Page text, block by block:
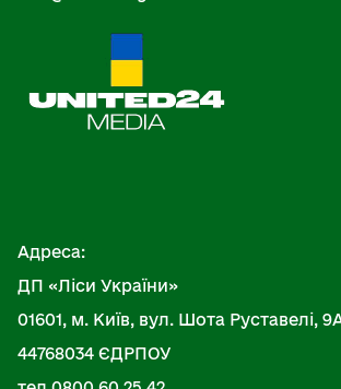
Адреса:
ДП «Ліси України»
01601, м. Київ, вул. Шота Руставелі,
44768034 ЄДРПОУ